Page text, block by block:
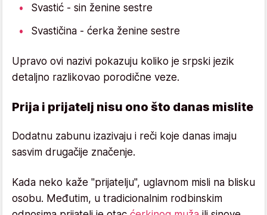
Svastić - sin ženine sestre
Svastičina - ćerka ženine sestre
Upravo ovi nazivi pokazuju koliko je srpski jezik
detaljno razlikovao porodične veze.
Prija i prijatelj nisu ono što danas mislite
Dodatnu zabunu izazivaju i reči koje danas imaju
sasvim drugačije značenje.
Kada neko kaže "prijatelju", uglavnom misli na blisku
osobu. Međutim, u tradicionalnim rodbinskim